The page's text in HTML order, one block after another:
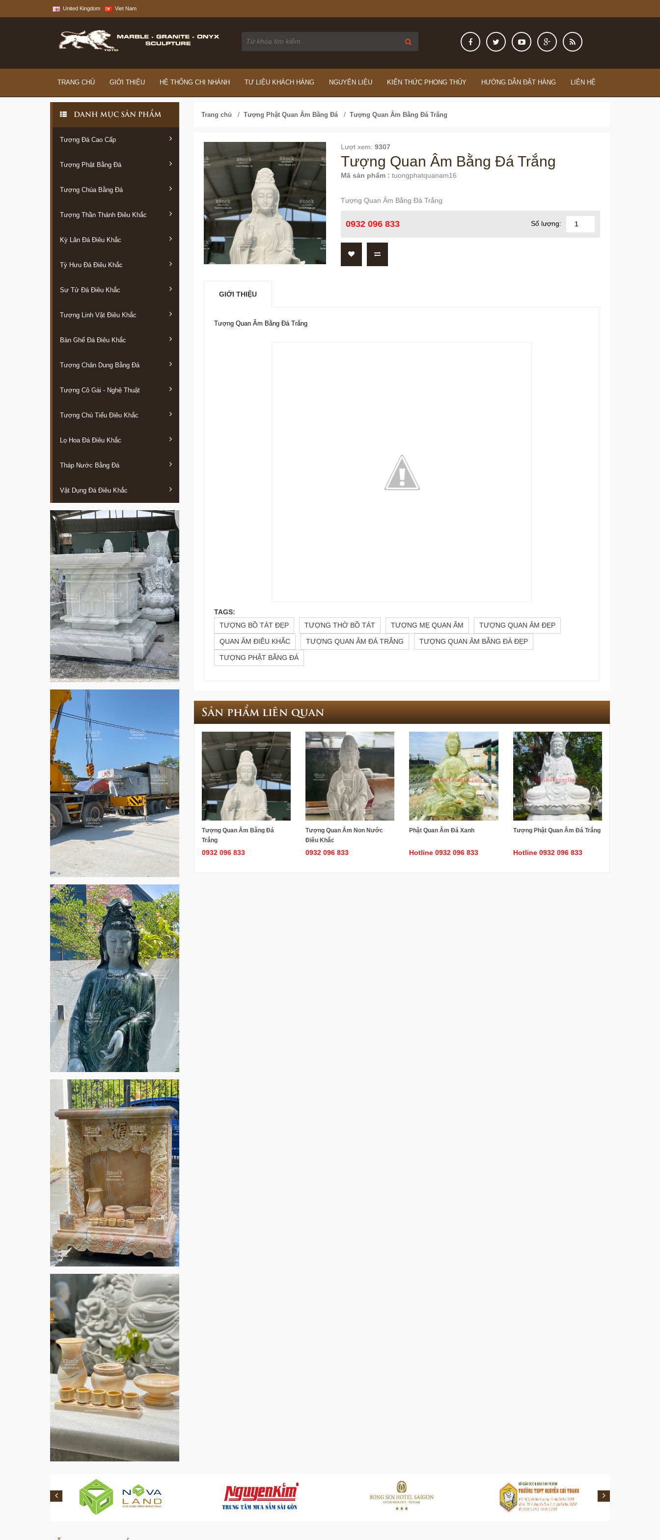
United Kingdom Viet Nam
TRANG CHỦ GIỚI THIỆU HỆ THỐNG CHI NHÁNH TƯ LIỆU KHÁCH HÀNG NGUYÊN LIỆU KIẾN THỨC PHONG THỦY HƯỚNG DẪN ĐẶT HÀNG LIÊN HỆ
DANH MỤC SẢN PHẨM
Tượng Đá Cao Cấp
Tượng Phật Bằng Đá
Tượng Chúa Bằng Đá
Tượng Thần Thánh Điêu Khắc
Kỳ Lân Đá Điêu Khắc
Tỳ Hưu Đá Điêu Khắc
Sư Tử Đá Điêu Khắc
Tượng Linh Vật Điêu Khắc
Bàn Ghế Đá Điêu Khắc
Tượng Chân Dung Bằng Đá
Tượng Cô Gái - Nghệ Thuật
Tượng Chú Tiểu Điêu Khắc
Lọ Hoa Đá Điêu Khắc
Tháp Nước Bằng Đá
Vật Dụng Đá Điêu Khắc
Trang chủ / Tượng Phật Quan Âm Bằng Đá/ Tượng Quan Âm Bằng Đá Trắng
Lượt xem: 9307
Tượng Quan Âm Bằng Đá Trắng
Mã sản phẩm : tuongphatquanam16
Tượng Quan Âm Bằng Đá Trắng
0932 096 833 Số lượng:
GIỚI THIỆU
Tượng Quan Âm Bằng Đá Trắng
TAGS:
TƯỢNG BỒ TÁT ĐẸP
TƯỢNG THỜ BỒ TÁT TƯỢNG MẸ QUAN ÂM TƯỢNG QUAN ÂM ĐẸP
QUAN ÂM ĐIÊU KHẮC TƯỢNG QUAN ÂM ĐÁ TRẮNG TƯỢNG QUAN ÂM BẰNG ĐÁ ĐẸP
TƯỢNG PHẬT BẰNG ĐÁ
Sản phẩm liên quan
Tượng Quan Âm Bằng Đá
Trắng
0932 096 833
Tượng Quan Âm Non Nước
Điêu Khắc
0932 096 833
Phật Quan Âm Đá Xanh
Hotline 0932 096 833
Tượng Phật Quan Âm Đá Trắng
Hotline 0932 096 833